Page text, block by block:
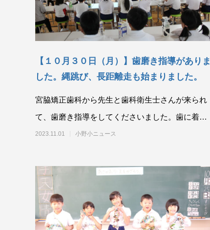
【１０月３０日（月）】歯磨き指導がありま
した。縄跳び、長距離走も始まりました。
宮脇矯正歯科から先生と歯科衛生士さんが来られ
て、歯磨き指導をしてくださいました。歯に着色
して汚れている部分を確認して、正しい磨き方を
2023.11.01 小野小ニュース